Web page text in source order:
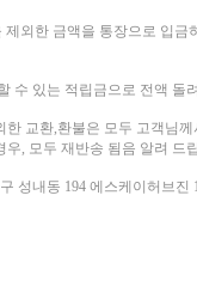
외한 금액을 통장으로 입금
수 있는 적립금으로 전액 돌
교환,환불은 모두 고객님
, 모두 재반송 됨음 알려 드
성내동 194 에스케이허브진